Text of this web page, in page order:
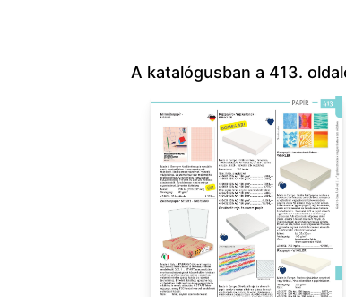
A katalógusban a 413.